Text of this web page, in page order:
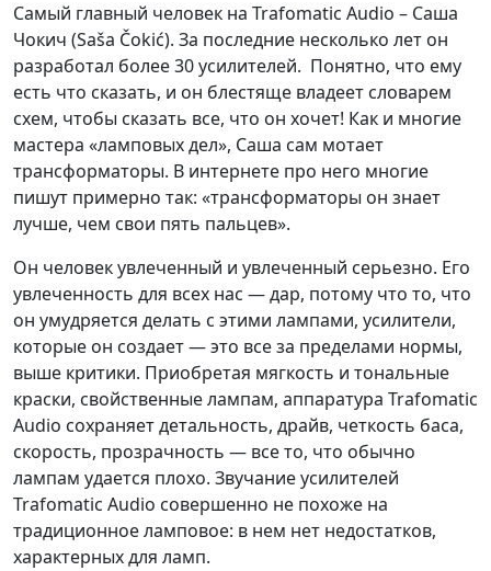
Самый главный человек на Trafomatic Audio – Саша
Чокич (Saša Čokić). За последние несколько лет он
разработал более 30 усилителей. Понятно, что ему
есть что сказать, и он блестяще владеет словарем
схем, чтобы сказать все, что он хочет! Как и многие
мастера «ламповых дел», Саша сам мотает
трансформаторы. В интернете про него многие
пишут примерно так: «трансформаторы он знает
лучше, чем свои пять пальцев».
Он человек увлеченный и увлеченный серьезно. Его
увлеченность для всех нас — дар, потому что то, что
он умудряется делать с этими лампами, усилители,
которые он создает — это все за пределами нормы,
выше критики. Приобретая мягкость и тональные
краски, свойственные лампам, аппаратура Trafomatic
Audio сохраняет детальность, драйв, четкость баса,
скорость, прозрачность — все то, что обычно
лампам удается плохо. Звучание усилителей
Trafomatic Audio совершенно не похоже на
традиционное ламповое: в нем нет недостатков,
характерных для ламп.